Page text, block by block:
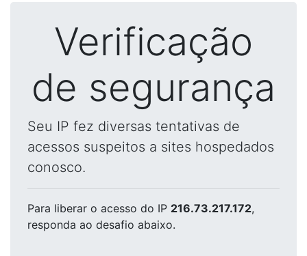
Verificação
de segurança
Seu IP fez diversas tentativas de
acessos suspeitos a sites hospedados
conosco.
Para liberar o acesso do IP 216.73.217.172,
responda ao desafio abaixo.